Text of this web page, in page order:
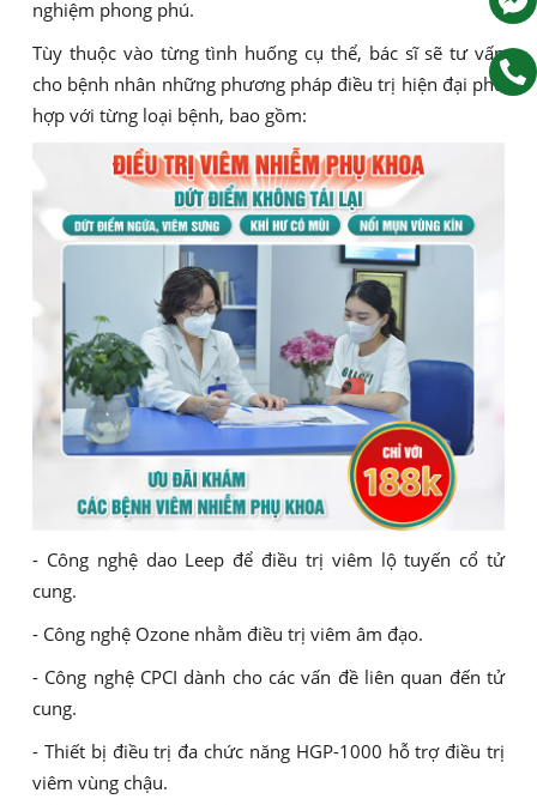
nghiệm phong phú.
Tùy thuộc vào từng tình huống cụ thể, bác sĩ sẽ tư vấn
cho bệnh nhân những phương pháp điều trị hiện đại phù
hợp với từng loại bệnh, bao gồm:
- Công nghệ dao Leep để điều trị viêm lộ tuyến cổ tử
cung.
- Công nghệ Ozone nhằm điều trị viêm âm đạo.
- Công nghệ CPCI dành cho các vấn đề liên quan đến tử
cung.
- Thiết bị điều trị đa chức năng HGP-1000 hỗ trợ điều trị
viêm vùng chậu.